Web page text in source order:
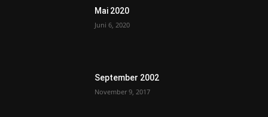
Mai 2020
Juni 6, 2020
September 2002
November 9, 2017